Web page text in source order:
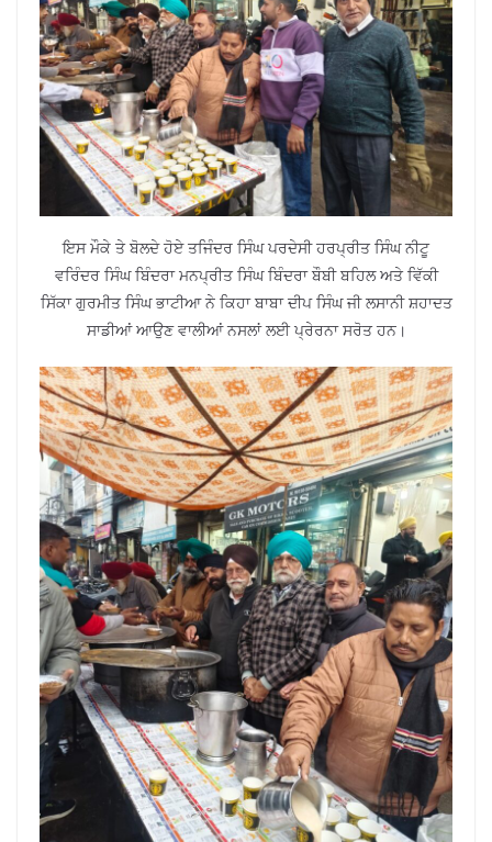
ਇਸ ਮੌਕੇ ਤੇ ਬੋਲਦੇ ਹੋਏ ਤਜਿੰਦਰ ਸਿੰਘ ਪਰਦੇਸੀ ਹਰਪ੍ਰੀਤ ਸਿੰਘ ਨੀਟੂ
ਵਰਿੰਦਰ ਸਿੰਘ ਬਿੰਦਰਾ ਮਨਪ੍ਰੀਤ ਸਿੰਘ ਬਿੰਦਰਾ ਬੌਬੀ ਬਹਿਲ ਅਤੇ ਵਿੱਕੀ
ਸਿੱਕਾ ਗੁਰਮੀਤ ਸਿੰਘ ਭਾਟੀਆ ਨੇ ਕਿਹਾ ਬਾਬਾ ਦੀਪ ਸਿੰਘ ਜੀ ਲਸਾਨੀ ਸ਼ਹਾਦਤ
ਸਾਡੀਆਂ ਆਉਣ ਵਾਲੀਆਂ ਨਸਲਾਂ ਲਈ ਪ੍ਰੇਰਨਾ ਸਰੋਤ ਹਨ।